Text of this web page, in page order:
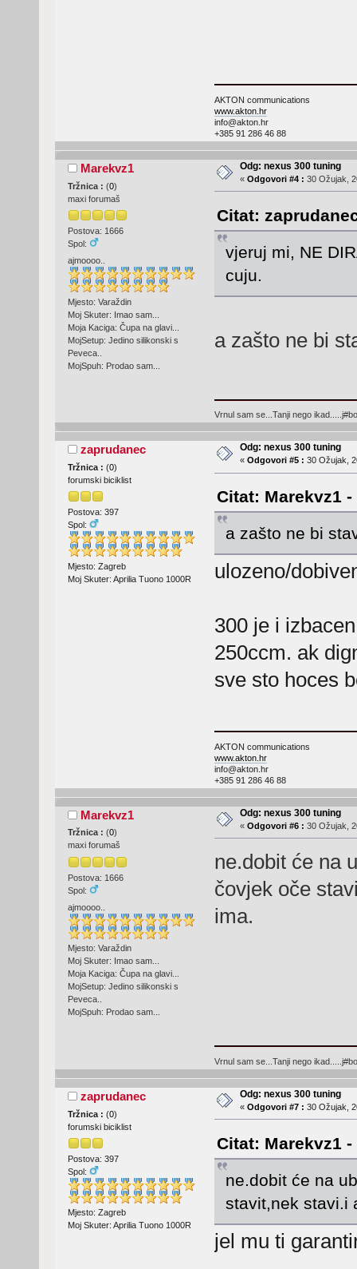
AKTON communications
www.akton.hr
info@akton.hr
+385 91 286 46 88
Marekvz1
Tržnica : (0)
maxi forumaš
Postova: 1666
Spol:
ajmoooo..
Mjesto: Varaždin
Moj Skuter: Imao sam...
Moja Kaciga: Čupa na glavi...
MojSetup: Jedino silikonski s
Peveca..
MojSpuh: Prodao sam...
Odg: nexus 300 tuning
« Odgovori #4 : 30 Ožujak,
Citat:
vjeruj mi, NE
cuju.
a zašto ne bi
Vrnul sam se...Tanji nego
zaprudanec
Tržnica : (0)
forumski biciklist
Postova: 397
Spol:
Mjesto: Zagreb
Moj Skuter: Aprilia Tuono 1000R
Odg: nexus 300 tuning
« Odgovori #5 : 30 Ožujak,
Citat: Marekvz1 -
a zašto ne bi
ulozeno/
300 je i
250ccm. ak
sve sto hoces
AKTON communications
www.akton.hr
info@akton.hr
+385 91 286 46 88
Marekvz1
Tržnica : (0)
maxi forumaš
Postova: 1666
Spol:
ajmoooo..
Mjesto: Varaždin
Moj Skuter: Imao sam...
Moja Kaciga: Čupa na glavi...
MojSetup: Jedino silikonski s
Peveca..
MojSpuh: Prodao sam...
Odg: nexus 300 tuning
« Odgovori #6 : 30 Ožujak,
ne.dobit će na
čovjek oče
ima.
Vrnul sam se...Tanji nego
zaprudanec
Tržnica : (0)
forumski biciklist
Postova: 397
Spol:
Mjesto: Zagreb
Moj Skuter: Aprilia Tuono 1000R
Odg: nexus 300 tuning
« Odgovori #7 : 30 Ožujak,
Citat: Marekvz1 -
ne.dobit će na
stavit,nek stavi.i
jel mu ti